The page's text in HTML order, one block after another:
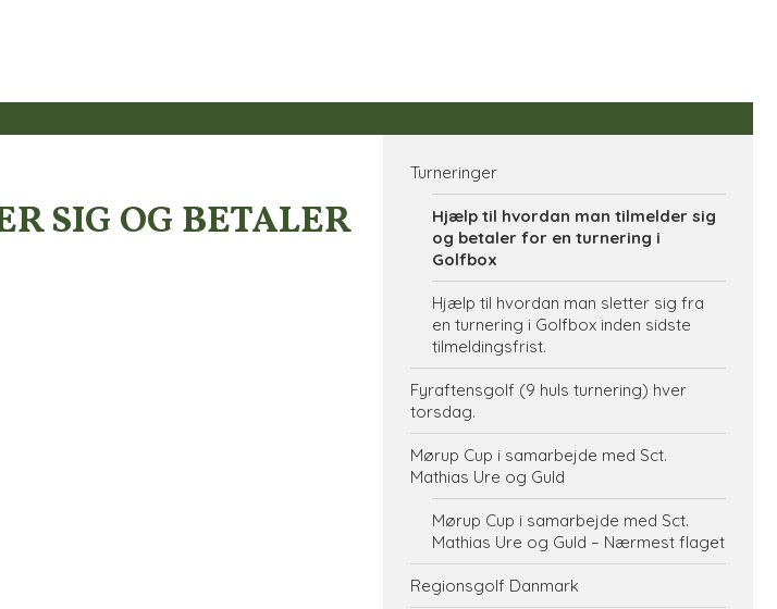
SIG OG BETALER
Turneringer
Hjælp til hvordan man tilmelder sig
og betaler for en turnering i
Golfbox
Hjælp til hvordan man sletter sig fra
en turnering i Golfbox inden sidste
tilmeldingsfrist.
Fyraftensgolf (9 huls turnering) hver
torsdag.
Mørup Cup i samarbejde med Sct.
Mathias Ure og Guld
Mørup Cup i samarbejde med Sct.
Mathias Ure og Guld – Nærmest flaget
Regionsgolf Danmark